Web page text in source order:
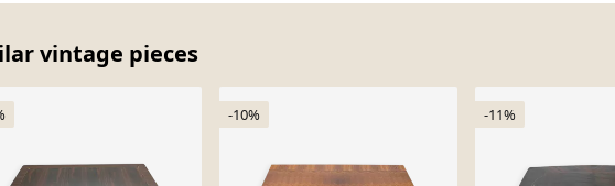
vintage pieces
-10% -11%